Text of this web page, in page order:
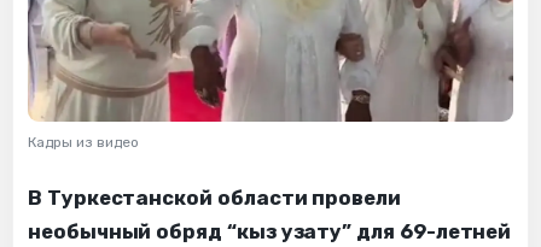
Кадры из видео
В Туркестанской области провели
необычный обряд “кыз узату” для 69-летней